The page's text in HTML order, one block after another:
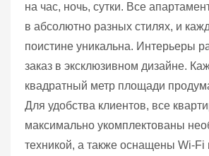
на час, ночь, сутки. Все
в абсолютно разных стилях, и
поистине уникальна. Интерьеры
заказ в эксклюзивном дизайне.
квадратный метр площади
Для удобства клиентов, все
максимально укомплектованы
техникой, а также оснащены Wi-Fi